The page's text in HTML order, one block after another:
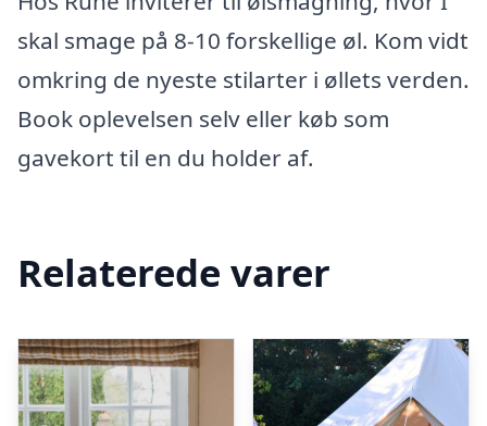
skal smage på 8-10 forskellige øl. Kom vidt
omkring de nyeste stilarter i øllets verden.
Book oplevelsen selv eller køb som
gavekort til en du holder af.
Relaterede varer